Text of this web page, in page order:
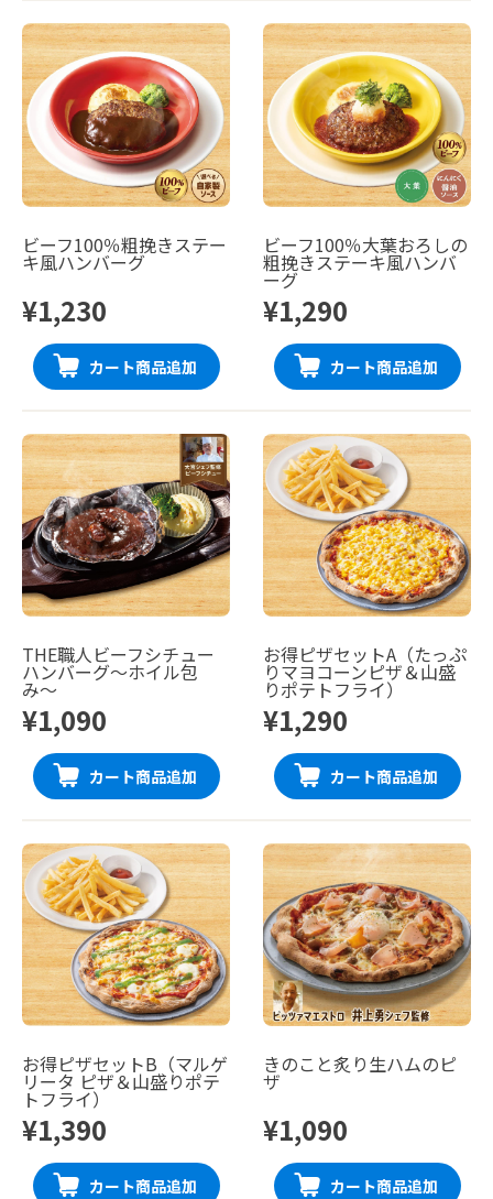
ビーフ100％粗挽きステー
キ風ハンバーグ
¥1,230
カート商品追加
ビーフ100％大葉おろしの
粗挽きステーキ風ハンバ
ーグ
¥1,290
カート商品追加
THE職人ビーフシチュー
ハンバーグ〜ホイル包
み〜
¥1,090
カート商品追加
お得ピザセットA（たっぷ
りマヨコーンピザ＆山盛
りポテトフライ）
¥1,290
カート商品追加
お得ピザセットB（マルゲ
リータ ピザ＆山盛りポテ
トフライ）
¥1,390
カート商品追加
きのこと炙り生ハムのピ
ザ
¥1,090
カート商品追加